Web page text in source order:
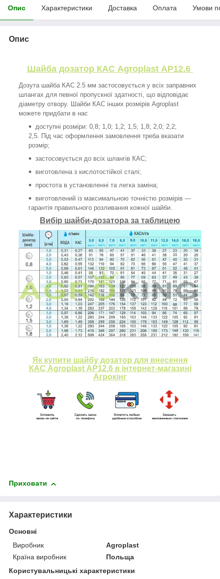
Опис Характеристики Доставка Оплата Умови
Опис
Шайба дозатор КАС Agroplast AP12.6
Дозута шайба КАС 2.5 мм застосовується у всіх заправних
шлангах для певної пропускної здатності, що відповідає
діаметру отвору. Шайби КАС інших розмірів Agroplast
можете придбати в нас
доступні розміри: 0,8; 1,0; 1,2; 1,5; 1,8; 2,0; 2,2;
2,5. Під час оформлення замовлення треба вказати
розмір;
застосовується до всіх шлангів КАС;
виготовлена з кислотостійкої сталі;
простота в установленні та легка заміна;
виготовлений із максимальною точністю розмірів —
гарантія правильного розливання кожної шайби.
Вибір шайби-дозатора за таблицею
Як купити шайбу дозатор для внесення
КАС Agroplast AP12.6 в інтернет-магазині
Агрокінг
Приховати
Характеристики
Основні
Виробник
Agroplast
Країна виробник
Польща
Користувальницькі характеристики